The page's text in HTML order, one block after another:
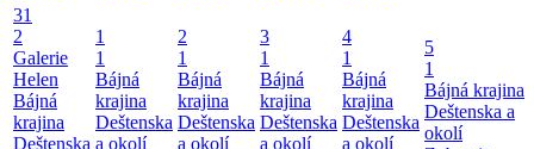
31
2
Galerie
Helen
Bájná
krajina
Deštenska
1
1
Bájná
krajina
Deštenska
a okolí
2
1
Bájná
krajina
Deštenska
a okolí
3
1
Bájná
krajina
Deštenska
a okolí
4
1
Bájná
krajina
Deštenska
a okolí
5
1
Bájná krajina
Deštenska a
okolí